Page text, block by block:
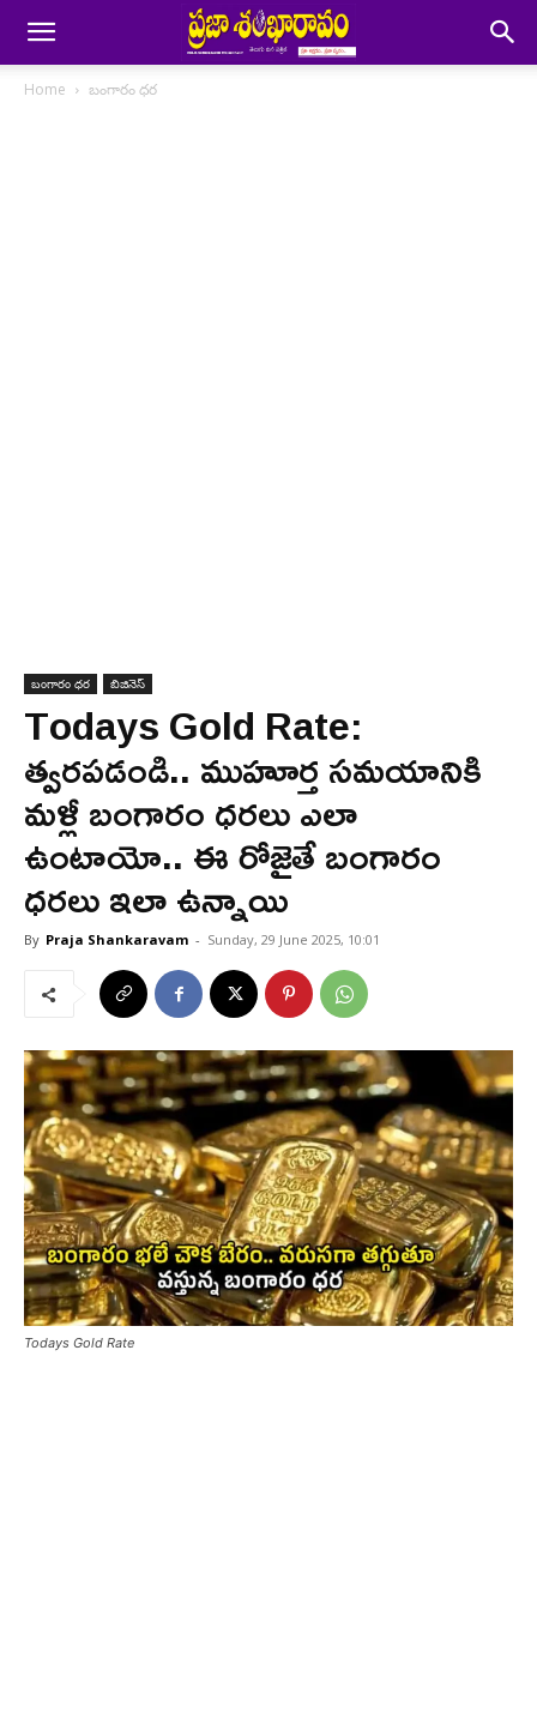
Home బంగారం ధర
బంగారం ధర బిజినెస్
Todays Gold Rate:
త్వరపడండి.. ముహూర్త సమయానికి
మళ్లీ బంగారం ధరలు ఎలా
ఉంటాయో.. ఈ రోజైతే బంగారం
ధరలు ఇలా ఉన్నాయి
By Praja Shankaravam - Sunday, 29 June 2025, 10:01
Todays Gold Rate